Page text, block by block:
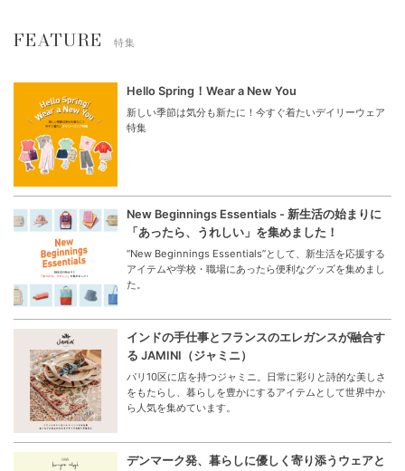
FEATURE 特集
Hello Spring！Wear a New You
新しい季節は気分も新たに！今すぐ着たいデイリーウェア
特集
New Beginnings Essentials - 新生活の始まりに
「あったら、うれしい」を集めました！
“New Beginnings Essentials”として、新生活を応援する
アイテムや学校・職場にあったら便利なグッズを集めまし
た。
インドの手仕事とフランスのエレガンスが融合す
る JAMINI（ジャミニ）
パリ10区に店を持つジャミニ。日常に彩りと詩的な美しさ
をもたらし、暮らしを豊かにするアイテムとして世界中か
ら人気を集めています。
デンマーク発、暮らしに優しく寄り添うウェアと